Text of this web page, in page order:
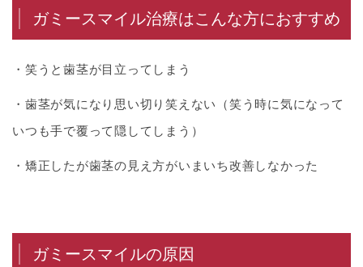
ガミースマイル治療はこんな方におすすめ
・笑うと歯茎が目立ってしまう
・歯茎が気になり思い切り笑えない（笑う時に気になって
いつも手で覆って隠してしまう）
・矯正したが歯茎の見え方がいまいち改善しなかった
ガミースマイルの原因